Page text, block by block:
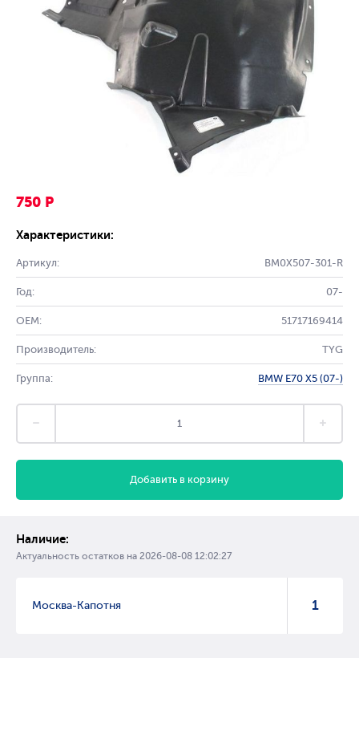
750 Р
Характеристики:
Артикул: BM0X507-301-R
Год: 07-
OEM: 51717169414
Производитель: TYG
Группа: BMW E70 X5 (07-)
Добавить в корзину
Наличие:
Актуальность остатков на 2026-08-08 12:02:27
Москва-Капотня 1